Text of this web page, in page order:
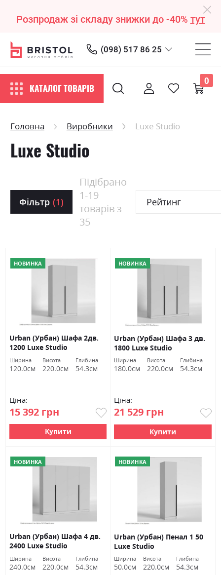
Розпродаж зі складу знижки до -40% тут
(098) 517 86 25
КАТАЛОГ ТОВАРІВ
0
Головна Виробники Luxe Studio
Luxe Studio
Фільтр (1)
Підібрано
1-19
товарів з
35
Рейтинг
НОВИНКА
Urban (Урбан) Шафа 2дв.
1200 Luxe Studio
Ширина
120.0см
Висота
220.0см
Глибина
54.3см
Ціна:
15 392 грн
Купити
НОВИНКА
Urban (Урбан) Шафа 3 дв.
1800 Luxe Studio
Ширина
180.0см
Висота
220.0см
Глибина
54.3см
Ціна:
21 529 грн
Купити
НОВИНКА
Urban (Урбан) Шафа 4 дв.
2400 Luxe Studio
Ширина
240.0см
Висота
220.0см
Глибина
54.3см
НОВИНКА
Urban (Урбан) Пенал 1 50
Luxe Studio
Ширина
50.0см
Висота
220.0см
Глибина
54.3см